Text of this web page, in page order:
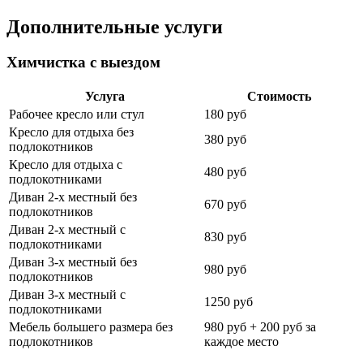
Дополнительные услуги
Химчистка с выездом
Услуга
Стоимость
Рабочее кресло или стул
180 руб
Кресло для отдыха без
подлокотников
380 руб
Кресло для отдыха с
подлокотниками
480 руб
Диван 2-х местный без
подлокотников
670 руб
Диван 2-х местный с
подлокотниками
830 руб
Диван 3-х местный без
подлокотников
980 руб
Диван 3-х местный с
подлокотниками
1250 руб
Мебель большего размера без
подлокотников
980 руб + 200 руб за
каждое место